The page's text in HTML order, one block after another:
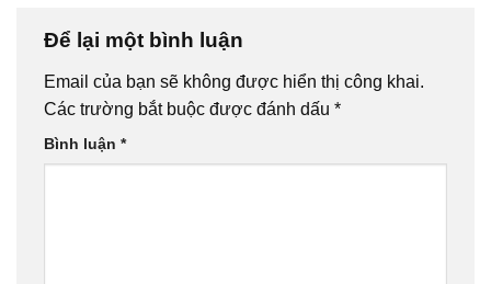
Để lại một bình luận
Email của bạn sẽ không được hiển thị công khai.
Các trường bắt buộc được đánh dấu *
Bình luận *